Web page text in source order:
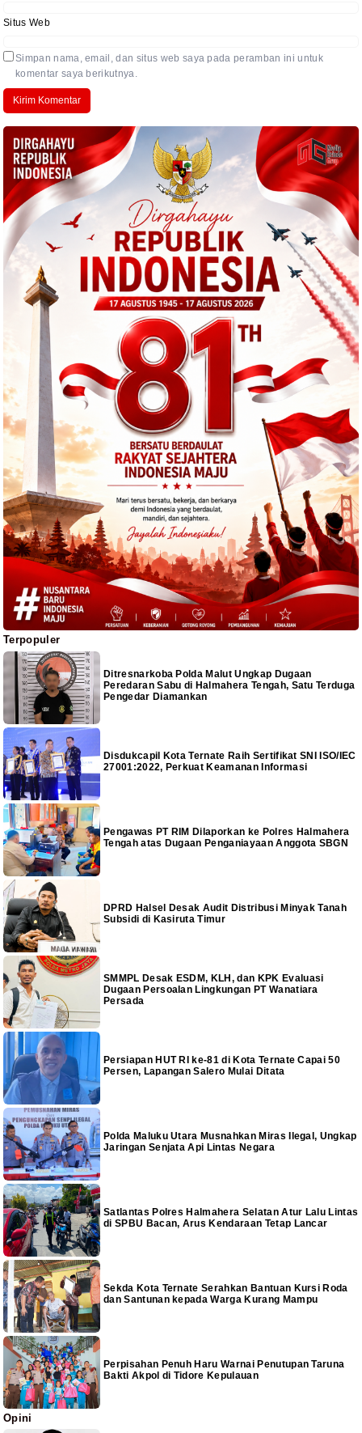
Situs Web
Simpan nama, email, dan situs web saya pada peramban ini untuk
komentar saya berikutnya.
Terpopuler
Ditresnarkoba Polda Malut Ungkap Dugaan
Peredaran Sabu di Halmahera Tengah, Satu Terduga
Pengedar Diamankan
Disdukcapil Kota Ternate Raih Sertifikat SNI ISO/IEC
27001:2022, Perkuat Keamanan Informasi
Pengawas PT RIM Dilaporkan ke Polres Halmahera
Tengah atas Dugaan Penganiayaan Anggota SBGN
DPRD Halsel Desak Audit Distribusi Minyak Tanah
Subsidi di Kasiruta Timur
SMMPL Desak ESDM, KLH, dan KPK Evaluasi
Dugaan Persoalan Lingkungan PT Wanatiara
Persada
Persiapan HUT RI ke-81 di Kota Ternate Capai 50
Persen, Lapangan Salero Mulai Ditata
Polda Maluku Utara Musnahkan Miras Ilegal, Ungkap
Jaringan Senjata Api Lintas Negara
Satlantas Polres Halmahera Selatan Atur Lalu Lintas
di SPBU Bacan, Arus Kendaraan Tetap Lancar
Sekda Kota Ternate Serahkan Bantuan Kursi Roda
dan Santunan kepada Warga Kurang Mampu
Perpisahan Penuh Haru Warnai Penutupan Taruna
Bakti Akpol di Tidore Kepulauan
Opini